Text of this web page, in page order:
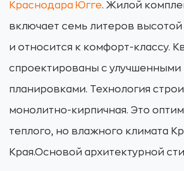
Краснодара Югге. Жилой
включает семь литеров
и относится к комфорт-классу.
спроектированы с улучшенными
планировками. Технология
монолитно-кирпичная. Это
теплого, но влажного климата
Края.Основой архитектурной